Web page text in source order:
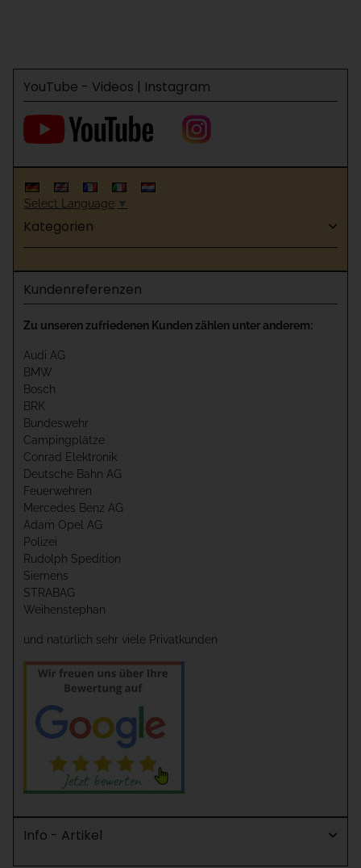
YouTube - Videos | Instagram
Select Language ▼
Kategorien
Kundenreferenzen
Zu unseren zufriedenen Kunden zählen unter anderem:
Audi AG
BMW
Bosch
BRK
Bundeswehr
Campingplätze
Conrad Elektronik
Deutsche Bahn AG
Feuerwehren
Mercedes Benz AG
Adam Opel AG
Polizei
Rudolph Spedition
Siemens
STRABAG
Weihenstephan
und natürlich sehr viele Privatkunden
Info - Artikel